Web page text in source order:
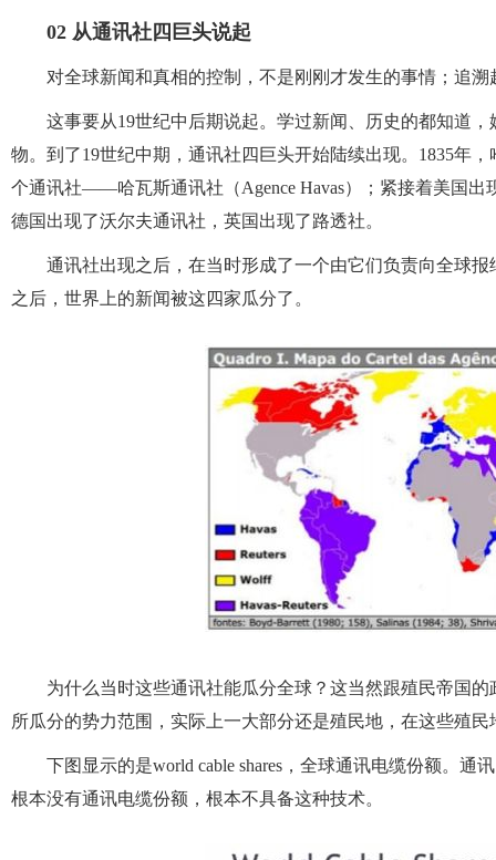
02 从通讯社四巨头说起
对全球新闻和真相的控制，不是刚刚才发生的事情；追
这事要从19世纪中后期说起。学过新闻、历史的都知道
物。到了19世纪中期，通讯社四巨头开始陆续出现。1835年
个通讯社——哈瓦斯通讯社（Agence Havas）；紧接着美国出
德国出现了沃尔夫通讯社，英国出现了路透社。
通讯社出现之后，在当时形成了一个由它们负责向全球
之后，世界上的新闻被这四家瓜分了。
为什么当时这些通讯社能瓜分全球？这当然跟殖民帝国
所瓜分的势力范围，实际上一大部分还是殖民地，在这些殖
下图显示的是world cable shares，全球通讯电缆份额。
根本没有通讯电缆份额，根本不具备这种技术。